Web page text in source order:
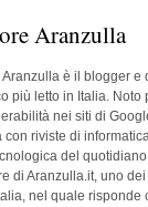
Aranzulla
Aranzulla è il blogger e
più letto in Italia. Noto
nei siti di
con riviste di
del
di Aranzulla.it, uno
nel quale risponde